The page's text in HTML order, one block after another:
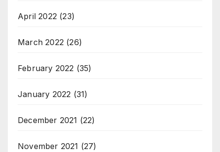
April 2022 (23)
March 2022 (26)
February 2022 (35)
January 2022 (31)
December 2021 (22)
November 2021 (27)